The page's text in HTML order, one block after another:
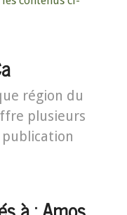
région du
plusieurs